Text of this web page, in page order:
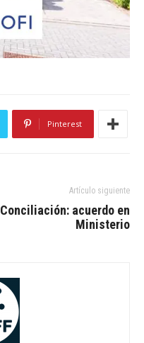
Pinterest
Artículo siguiente
Conciliación: acuerdo en
Ministerio